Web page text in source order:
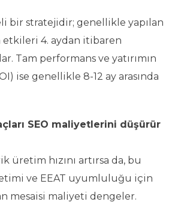
bir stratejidir; genellikle yapılan
4. aydan itibaren
Tam performans ve yatırımın
ise genellikle 8-12 ay arasında
SEO maliyetlerini düşürür
üretim hızını artırsa da, bu
ve EEAT uyumluluğu için
mesaisi maliyeti dengeler.